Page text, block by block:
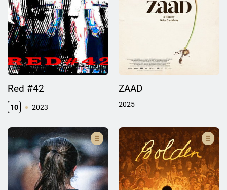
Red #42
10 2023
ZAAD
2025